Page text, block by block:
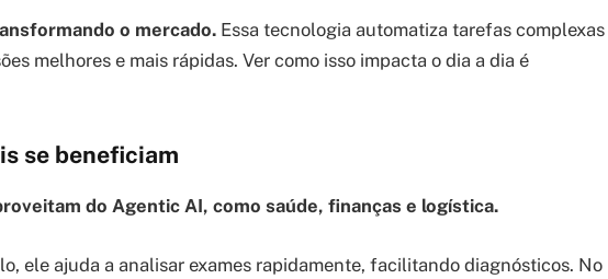
o mercado. Essa tecnologia automatiza tarefas complexas
melhores e mais rápidas. Ver como isso impacta o dia a dia é
se beneficiam
do Agentic AI, como saúde, finanças e logística.
ele ajuda a analisar exames rapidamente, facilitando diagnósticos. No